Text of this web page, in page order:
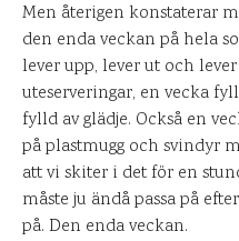
Men återigen konstaterar
den enda veckan på hela
lever upp, lever ut och
uteserveringar, en vecka
fylld av glädje. Också en
på plastmugg och svindyr
att vi skiter i det för en
måste ju ändå passa på
på. Den enda veckan.